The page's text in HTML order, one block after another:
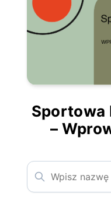
Sportowa
–